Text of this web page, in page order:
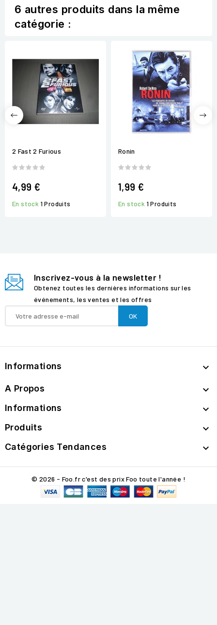
6 autres produits dans la même
catégorie :
2 Fast 2 Furious
4,99 €
En stock 1 Produits
Ronin
1,99 €
En stock 1 Produits
Inscrivez-vous à la newsletter !
Obtenez toutes les dernières informations sur les
événements, les ventes et les offres
Informations 
A Propos 
Informations 
Produits 
Catégories Tendances 
© 2026 - Foo.fr c'est des prix Foo toute l'année !